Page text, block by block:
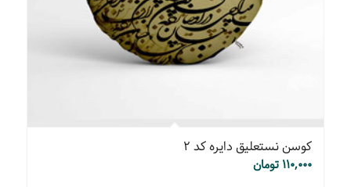
کوسن نستعلیق دایره کد ۲
۱۱۰,۰۰۰ تومان